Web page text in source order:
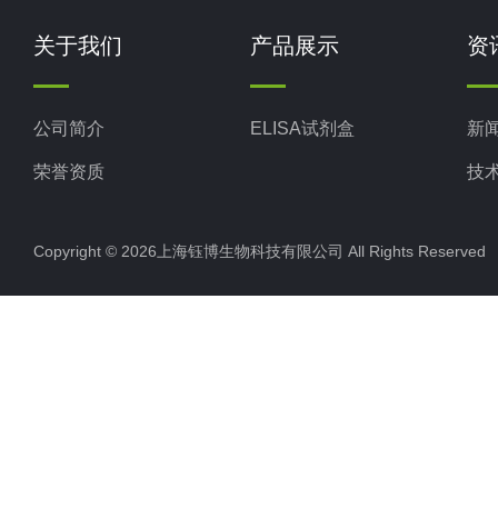
关于我们
公司简介
荣誉资质
产品展示
ELISA试剂盒
资
新
技
Copyright © 2026上海钰博生物科技有限公司 All Rights